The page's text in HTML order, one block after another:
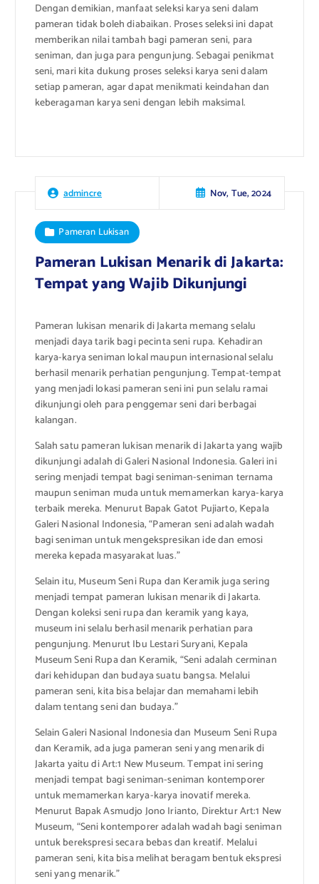
Dengan demikian, manfaat seleksi karya seni dalam
pameran tidak boleh diabaikan. Proses seleksi ini dapat
memberikan nilai tambah bagi pameran seni, para
seniman, dan juga para pengunjung. Sebagai penikmat
seni, mari kita dukung proses seleksi karya seni dalam
setiap pameran, agar dapat menikmati keindahan dan
keberagaman karya seni dengan lebih maksimal.
admincre Nov, Tue, 2024
Pameran Lukisan
Pameran Lukisan Menarik di Jakarta:
Tempat yang Wajib Dikunjungi
Pameran lukisan menarik di Jakarta memang selalu
menjadi daya tarik bagi pecinta seni rupa. Kehadiran
karya-karya seniman lokal maupun internasional selalu
berhasil menarik perhatian pengunjung. Tempat-tempat
yang menjadi lokasi pameran seni ini pun selalu ramai
dikunjungi oleh para penggemar seni dari berbagai
kalangan.
Salah satu pameran lukisan menarik di Jakarta yang wajib
dikunjungi adalah di Galeri Nasional Indonesia. Galeri ini
sering menjadi tempat bagi seniman-seniman ternama
maupun seniman muda untuk memamerkan karya-karya
terbaik mereka. Menurut Bapak Gatot Pujiarto, Kepala
Galeri Nasional Indonesia, “Pameran seni adalah wadah
bagi seniman untuk mengekspresikan ide dan emosi
mereka kepada masyarakat luas.”
Selain itu, Museum Seni Rupa dan Keramik juga sering
menjadi tempat pameran lukisan menarik di Jakarta.
Dengan koleksi seni rupa dan keramik yang kaya,
museum ini selalu berhasil menarik perhatian para
pengunjung. Menurut Ibu Lestari Suryani, Kepala
Museum Seni Rupa dan Keramik, “Seni adalah cerminan
dari kehidupan dan budaya suatu bangsa. Melalui
pameran seni, kita bisa belajar dan memahami lebih
dalam tentang seni dan budaya.”
Selain Galeri Nasional Indonesia dan Museum Seni Rupa
dan Keramik, ada juga pameran seni yang menarik di
Jakarta yaitu di Art:1 New Museum. Tempat ini sering
menjadi tempat bagi seniman-seniman kontemporer
untuk memamerkan karya-karya inovatif mereka.
Menurut Bapak Asmudjo Jono Irianto, Direktur Art:1 New
Museum, “Seni kontemporer adalah wadah bagi seniman
untuk berekspresi secara bebas dan kreatif. Melalui
pameran seni, kita bisa melihat beragam bentuk ekspresi
seni yang menarik.”